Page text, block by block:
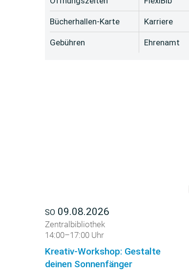
Bücherhallen-Karte
Gebühren
Karriere
Ehrenamt
SO 09.08.2026
Zentralbibliothek
14:00–17:00 Uhr
Kreativ-Workshop: Gestalte
deinen Sonnenfänger